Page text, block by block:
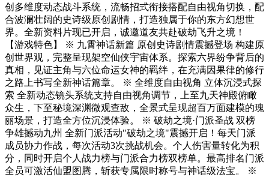
创多维度动态战斗系统，流畅招式衔接搭配自由视角切换，配
合波澜壮阔的史诗级原创剧情，打造独属于你的东方幻想世
界。全新资料片现已开启，诚邀道友共赴破劫飞升之境！
【游戏特色】 ※ 九霄神话新篇 原创史诗剧情震撼登场 构建原
创世界观，完整呈现架空仙侠宇宙体系。探索六界纷争背后的
真相，见证主角与六位命运女神的羁绊，在充满因果律的修行
之路上书写全新神话篇章。 ※ 全维度自由视角 立体沉浸式探
索 全新动态镜头系统支持自由视角调节，上至九天神殿俯瞰
众生，下至秘境深渊微观查敌，全景式呈现超百万面建模的瑰
丽场景，打造全方位沉浸体验。 ※ 破劫之境·门派圣战 双榜
争雄撼动九州 全新门派活动"破劫之境"震撼开启！每天门派
成员协力作战，每次活动3次挑战机会。个人伤害量转化为积
分，同时开启个人战力榜与门派合力榜双榜单。最高排名门派
全员可激活仙盟图腾，斩获专属限时称号与神话级法宝。 ※